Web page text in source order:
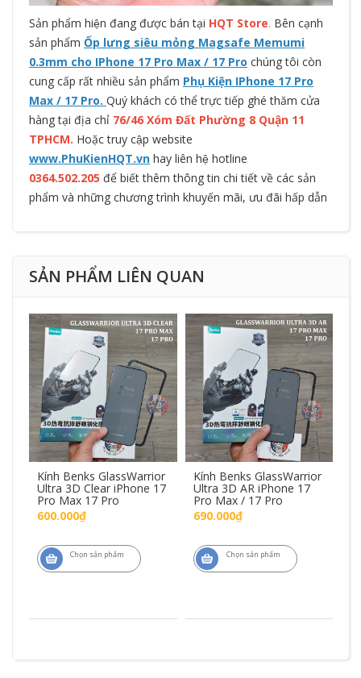
Sản phẩm hiện đang được bán tại HQT Store. Bên cạnh
sản phẩm Ốp lưng siêu mỏng Magsafe Memumi
0.3mm cho IPhone 17 Pro Max / 17 Pro chúng tôi còn
cung cấp rất nhiều sản phẩm Phụ Kiện IPhone 17 Pro
Max / 17 Pro. Quý khách có thể trực tiếp ghé thăm cửa
hàng tại địa chỉ 76/46 Xóm Đất Phường 8 Quận 11
TPHCM. Hoặc truy cập website
www.PhuKienHQT.vn hay liên hệ hotline
0364.502.205 để biết thêm thông tin chi tiết về các sản
phẩm và những chương trình khuyến mãi, ưu đãi hấp dẫn
SẢN PHẨM LIÊN QUAN
Kính Benks GlassWarrior
Ultra 3D Clear iPhone 17
Pro Max 17 Pro
600.000₫
Chọn sản phẩm
Kính Benks GlassWarrior
Ultra 3D AR iPhone 17
Pro Max / 17 Pro
690.000₫
Chọn sản phẩm